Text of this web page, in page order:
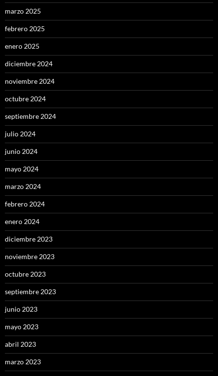
marzo 2025
febrero 2025
enero 2025
diciembre 2024
noviembre 2024
octubre 2024
septiembre 2024
julio 2024
junio 2024
mayo 2024
marzo 2024
febrero 2024
enero 2024
diciembre 2023
noviembre 2023
octubre 2023
septiembre 2023
junio 2023
mayo 2023
abril 2023
marzo 2023